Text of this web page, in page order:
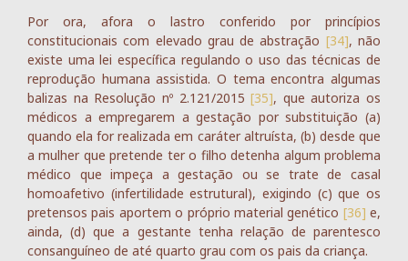
Por ora, afora o lastro conferido por princípios
constitucionais com elevado grau de abstração [34], não
existe uma lei específica regulando o uso das técnicas de
reprodução humana assistida. O tema encontra algumas
balizas na Resolução nº 2.121/2015[35], que autoriza os
médicos a empregarem a gestação por substituição (a)
quando ela for realizada em caráter altruísta, (b) desde que
a mulher que pretende ter o filho detenha algum problema
médico que impeça a gestação ou se trate de casal
homoafetivo (infertilidade estrutural), exigindo (c) que os
pretensos pais aportem o próprio material genético [36] e,
ainda, (d) que a gestante tenha relação de parentesco
consanguíneo de até quarto grau com os pais da criança.